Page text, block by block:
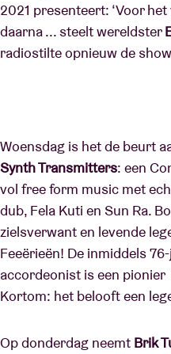
2021 presenteert: ‘Voor
daarna ... steelt wereldster
radiostilte opnieuw de
Woensdag is het de beurt
Synth Transmitters: een
vol free form music met
dub, Fela Kuti en Sun Ra.
zielsverwant en levende
Feeërieën! De inmiddels
accordeonist is een
Kortom: het belooft een
Op donderdag neemt Brik